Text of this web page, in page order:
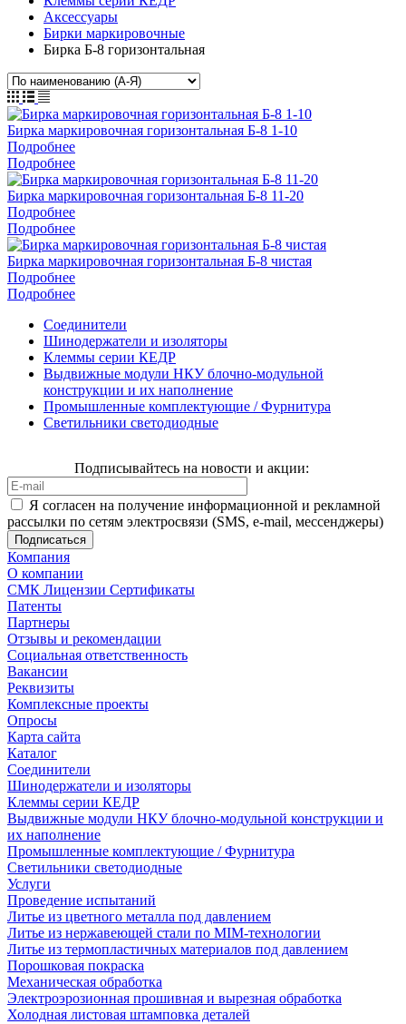
Аксессуары
Бирки маркировочные
Бирка Б-8 горизонтальная
Бирка маркировочная горизонтальная Б-8 1-10
Подробнее
Подробнее
Бирка маркировочная горизонтальная Б-8 11-20
Подробнее
Подробнее
Бирка маркировочная горизонтальная Б-8 чистая
Подробнее
Подробнее
Соединители
Шинодержатели и изоляторы
Клеммы серии КЕДР
Выдвижные модули НКУ блочно-модульной
конструкции и их наполнение
Промышленные комплектующие / Фурнитура
Светильники светодиодные
Подписывайтесь на новости и акции:
Я согласен на получение информационной и рекламной
рассылки по сетям электросвязи (SMS, e-mail, мессенджеры)
Компания
О компании
СМК Лицензии Сертификаты
Патенты
Партнеры
Отзывы и рекомендации
Социальная ответственность
Вакансии
Реквизиты
Комплексные проекты
Опросы
Карта сайта
Каталог
Соединители
Шинодержатели и изоляторы
Клеммы серии КЕДР
Выдвижные модули НКУ блочно-модульной конструкции и
их наполнение
Промышленные комплектующие / Фурнитура
Светильники светодиодные
Услуги
Проведение испытаний
Литье из цветного металла под давлением
Литье из нержавеющей стали по MIM-технологии
Литье из термопластичных материалов под давлением
Порошковая покраска
Механическая обработка
Электроэрозионная прошивная и вырезная обработка
Холодная листовая штамповка деталей